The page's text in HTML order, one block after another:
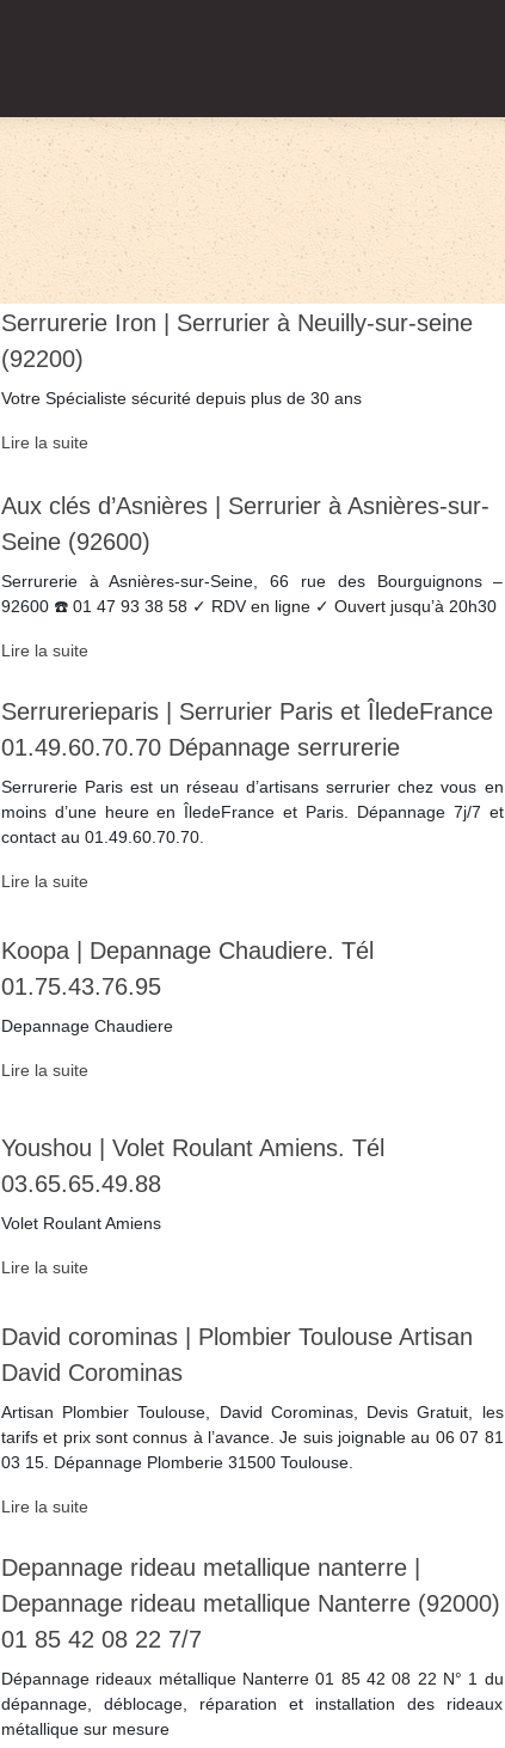
Serrurerie Iron | Serrurier à Neuilly-sur-seine
(92200)
Votre Spécialiste sécurité depuis plus de 30 ans
Lire la suite
Aux clés d’Asnières | Serrurier à Asnières-sur-
Seine (92600)
Serrurerie à Asnières-sur-Seine, 66 rue des Bourguignons –
92600 ☎️ 01 47 93 38 58 ✓ RDV en ligne ✓ Ouvert jusqu’à 20h30
Lire la suite
Ser­rureriepa­ris | Serrurier Paris et ÎledeFrance
01.49.60.70.70 Dépannage serrurerie
Serrurerie Paris est un réseau d’artisans serrurier chez vous en
moins d’une heure en ÎledeFrance et Paris. Dépannage 7j/7 et
contact au 01.49.60.70.70.
Lire la suite
Koopa | Depannage Chaudiere. Tél
01.75.43.76.95
Depannage Chaudiere
Lire la suite
Youshou | Volet Roulant Amiens. Tél
03.65.65.49.88
Volet Roulant Amiens
Lire la suite
David corominas | Plombier Toulouse Artisan
David Corominas
Artisan Plombier Toulouse, David Corominas, Devis Gratuit, les
tarifs et prix sont connus à l’avance. Je suis joignable au 06 07 81
03 15. Dépannage Plomberie 31500 Toulouse.
Lire la suite
Depannage rideau metallique nanterre |
Depannage rideau metallique Nanterre (92000)
01 85 42 08 22 7/7
Dépannage rideaux métallique Nanterre 01 85 42 08 22 N° 1 du
dépannage, déblocage, réparation et installation des rideaux
métallique sur mesure